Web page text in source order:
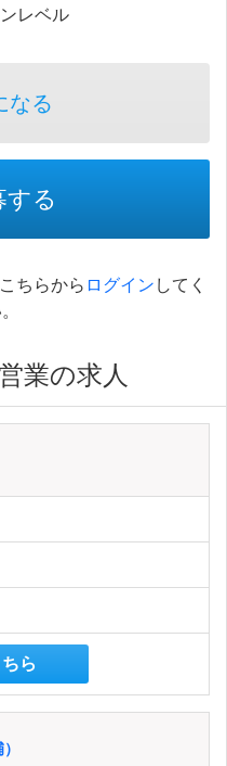
レベル
なる
する
ちらから ログイン してく
業の求人
ら